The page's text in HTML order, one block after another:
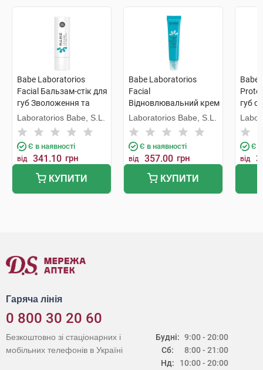
Babe Laboratorios
Facial Бальзам-стік для
губ Зволоження та
живлення SPF20 4 г 1
стік
Laboratorios Babe, S.L.
Є в наявності
від 341.10 грн
КУПИТИ
Babe Laboratorios
Facial
Відновлювальний крем
для губ Загоєння та
захист 15 мл 1 туба
Laboratorios Babe, S.L.
Є в наявності
від 357.00 грн
КУПИТИ
Babe
губ
1
Є в
від
Гаряча лінія
0 800 30 20 60
Будні:
Сб:
Нд:
9:00 - 20:00
8:00 - 21:00
10:00 - 20:00
Безкоштовно зі стаціонарних і
мобільних телефонів в Україні